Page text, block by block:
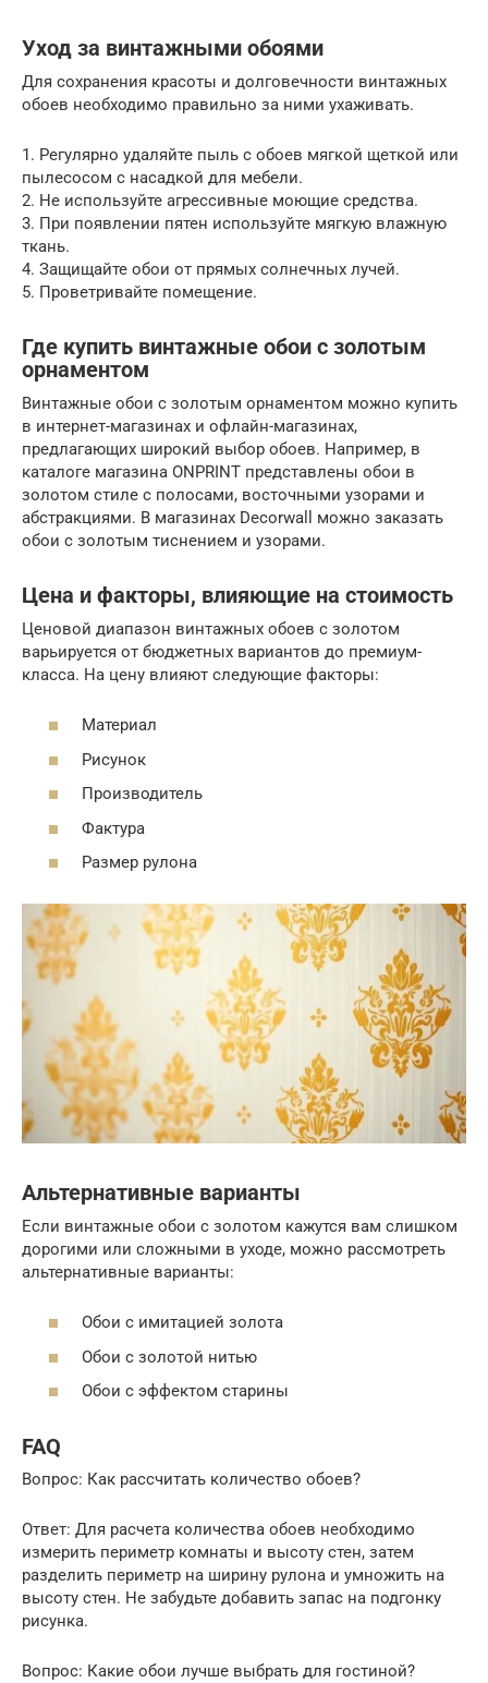
Уход за винтажными обоями
Для сохранения красоты и долговечности винтажных
обоев необходимо правильно за ними ухаживать.
1. Регулярно удаляйте пыль с обоев мягкой щеткой или
пылесосом с насадкой для мебели.
2. Не используйте агрессивные моющие средства.
3. При появлении пятен используйте мягкую влажную
ткань.
4. Защищайте обои от прямых солнечных лучей.
5. Проветривайте помещение.
Где купить винтажные обои с золотым
орнаментом
Винтажные обои с золотым орнаментом можно купить
в интернет-магазинах и офлайн-магазинах,
предлагающих широкий выбор обоев. Например, в
каталоге магазина ONPRINT представлены обои в
золотом стиле с полосами, восточными узорами и
абстракциями. В магазинах Decorwall можно заказать
обои с золотым тиснением и узорами.
Цена и факторы, влияющие на стоимость
Ценовой диапазон винтажных обоев с золотом
варьируется от бюджетных вариантов до премиум-
класса. На цену влияют следующие факторы:
Материал
Рисунок
Производитель
Фактура
Размер рулона
Альтернативные варианты
Если винтажные обои с золотом кажутся вам слишком
дорогими или сложными в уходе, можно рассмотреть
альтернативные варианты:
Обои с имитацией золота
Обои с золотой нитью
Обои с эффектом старины
FAQ
Вопрос: Как рассчитать количество обоев?
Ответ: Для расчета количества обоев необходимо
измерить периметр комнаты и высоту стен, затем
разделить периметр на ширину рулона и умножить на
высоту стен. Не забудьте добавить запас на подгонку
рисунка.
Вопрос: Какие обои лучше выбрать для гостиной?